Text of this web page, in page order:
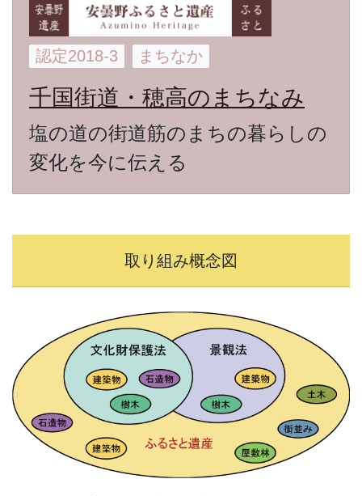
認定2018-3 まちなか
千国街道・穂高のまちなみ
塩の道の街道筋のまちの暮らしの
変化を今に伝える
取り組み概念図